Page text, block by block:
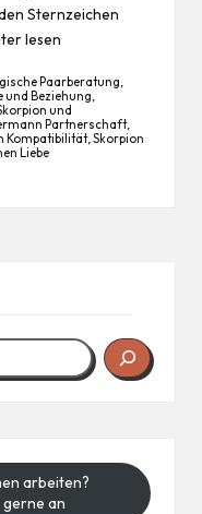
Sternzeichen
lesen
Paarberatung
und Beziehung
und
Partnerschaft,
Kompatibilität, Skorpion
Liebe
arbeiten?
gerne an